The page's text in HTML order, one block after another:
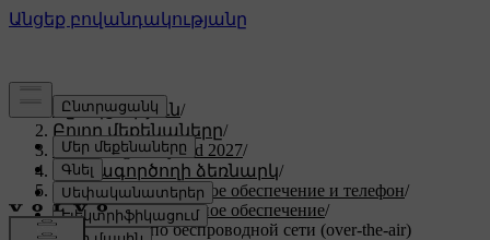
Աջակցություն/
Բոլոր մեքենաները/
XC60 Plug-in Hybrid 2027/
Օգտագործողի ձեռնարկ/
Дисплей, программное обеспечение и телефон/
Связь и программное обеспечение/
Обновления по беспроводной сети (over-the-air)